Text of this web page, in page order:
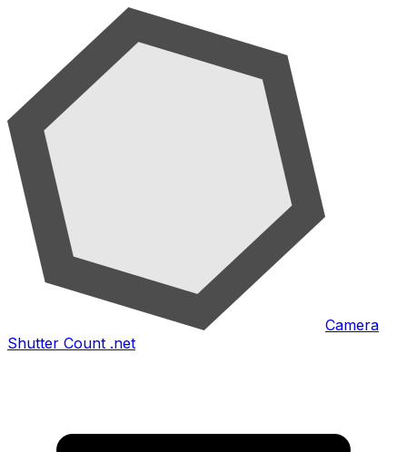
Camera
Shutter Count .net